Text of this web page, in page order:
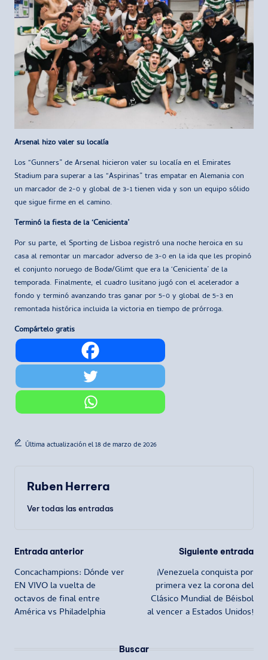
Arsenal hizo valer su localía
Los “Gunners” de Arsenal hicieron valer su localía en el Emirates
Stadium para superar a las “Aspirinas” tras empatar en Alemania con
un marcador de 2-0 y global de 3-1 tienen vida y son un equipo sólido
que sigue firme en el camino.
Terminó la fiesta de la ‘Cenicienta’
Por su parte, el Sporting de Lisboa registró una noche heroica en su
casa al remontar un marcador adverso de 3-0 en la ida que les propinó
el conjunto noruego de Bodø/Glimt que era la ‘Cenicienta’ de la
temporada. Finalmente, el cuadro lusitano jugó con el acelerador a
fondo y terminó avanzando tras ganar por 5-0 y global de 5-3 en
remontada histórica incluida la victoria en tiempo de prórroga.
Compártelo gratis
Última actualización el 18 de marzo de 2026
Ruben Herrera
Ver todas las entradas
Navegación
de
entradas
Entrada anterior
Concachampions: Dónde ver
EN VIVO la vuelta de
octavos de final entre
América vs Philadelphia
Siguiente entrada
¡Venezuela conquista por
primera vez la corona del
Clásico Mundial de Béisbol
al vencer a Estados Unidos!
Buscar